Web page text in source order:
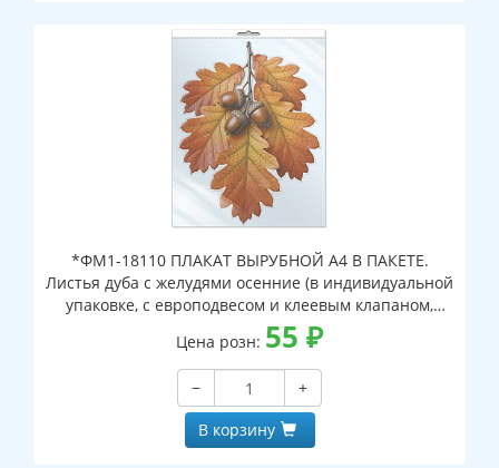
*ФМ1-18110 ПЛАКАТ ВЫРУБНОЙ А4 В ПАКЕТЕ.
Листья дуба с желудями осенние (в индивидуальной
упаковке, с европодвесом и клеевым клапаном,
двухсторонний, ВД-лак)
Цена розн: 55 ₽
−
+
В корзину